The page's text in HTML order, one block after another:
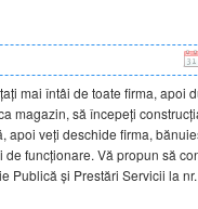
mai întâi de toate firma, apoi
magazin, să începeți
apoi veți deschide firma,
funcționare. Vă propun să
Publică și Prestări Servicii la